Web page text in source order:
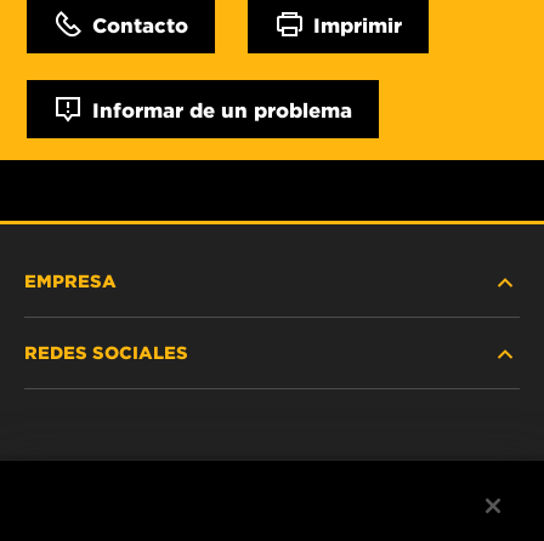
Contacto Imprimir
Informar de un problema
EMPRESA
REDES SOCIALES